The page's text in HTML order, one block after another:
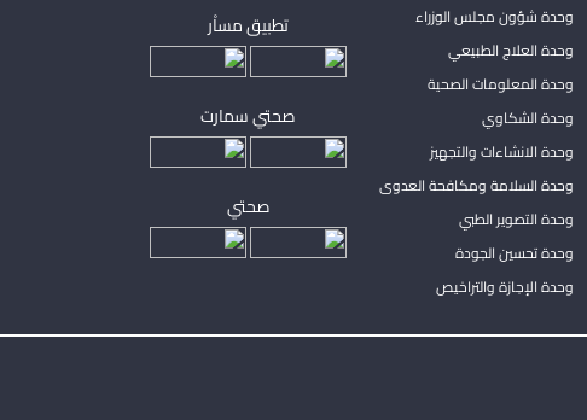
وحدة شؤون مجلس الوزراء
وحدة العلاج الطبيعي
وحدة المعلومات الصحية
وحدة الشكاوي
وحدة الانشاءات والتجهيز
وحدة السلامة ومكافحة العدوى
وحدة التصوير الطبي
وحدة تحسين الجودة
وحدة الإجازة والتراخيص
تطبيق مساْر
صحتي سمارت
صحتي